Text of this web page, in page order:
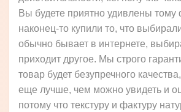
Вы будете приятно удивлены тому
наконец-то купили то, что
обычно бывает в интернете,
приходит другое. Мы строго
товар будет безупречного
еще лучше, чем можно увидеть и
потому что текстуру и фактуру